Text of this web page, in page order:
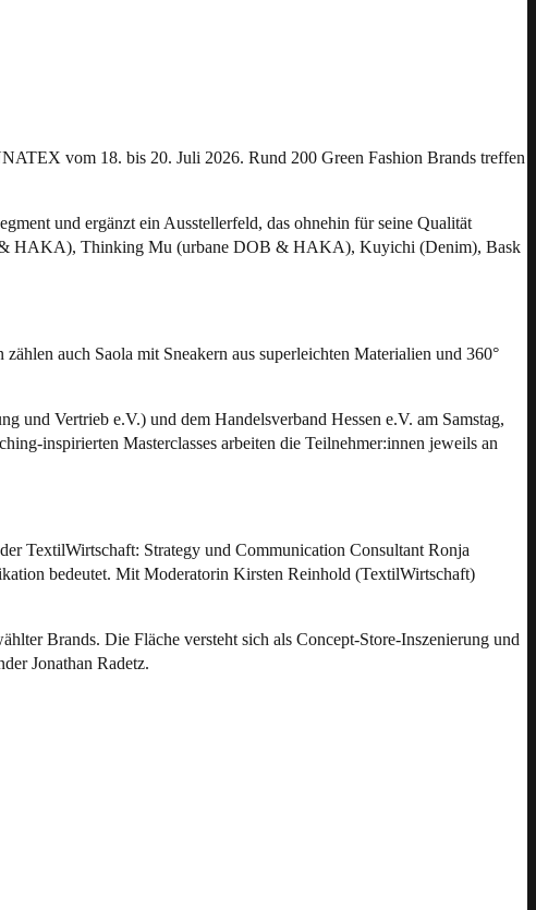
vom 18. bis 20. Juli 2026. Rund 200 Green Fashion Brands treffen
und ergänzt ein Ausstellerfeld, das ohnehin für seine Qualität
& HAKA), Thinking Mu (urbane DOB & HAKA), Kuyichi (Denim), Bask
auch Saola mit Sneakern aus superleichten Materialien und 360°
und Vertrieb e.V.) und dem Handelsverband Hessen e.V. am Samstag,
inspirierten Masterclasses arbeiten die Teilnehmer:innen jeweils an
TextilWirtschaft: Strategy und Communication Consultant Ronja
bedeutet. Mit Moderatorin Kirsten Reinhold (TextilWirtschaft)
Brands. Die Fläche versteht sich als Concept-Store-Inszenierung und
Jonathan Radetz.